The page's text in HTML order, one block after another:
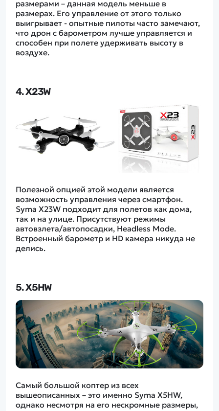
размерами – данная модель меньше в
размерах. Его управление от этого только
выигрывает - опытные пилоты часто замечают,
что дрон с барометром лучше управляется и
способен при полете удерживать высоту в
воздухе.
4. X23W
Полезной опцией этой модели является
возможность управления через смартфон.
Syma X23W подходит для полетов как дома,
так и на улице. Присутствуют режимы
автовзлета/автопосадки, Headless Mode.
Встроенный барометр и HD камера никуда не
делись.
5. X5HW
Самый большой коптер из всех
вышеописанных – это именно Syma X5HW,
однако несмотря на его нескромные размеры,